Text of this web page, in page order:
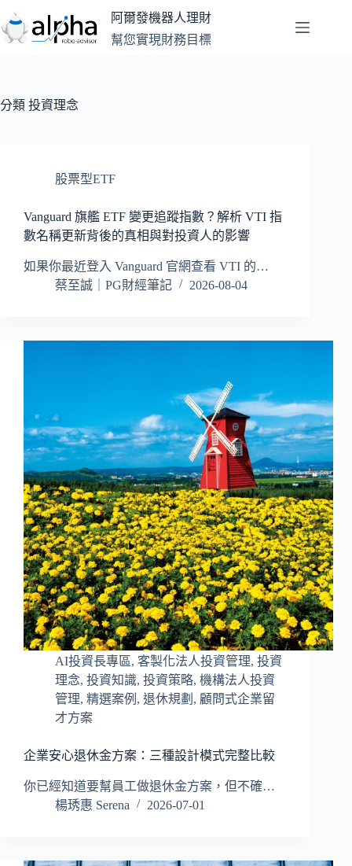
至
主
容
阿爾發機器人理財
幫您實現財務目標
分類 投資理念
股票型ETF
Vanguard 旗艦 ETF 變更追蹤指數？解析 VTI 指
數名稱更新背後的真相與對投資人的影響
如果你最近登入 Vanguard 官網查看 VTI 的…
蔡至誠｜PG財經筆記
2026-08-04
AI投資長專區, 客製化法人投資管理, 投資
理念, 投資知識, 投資策略, 機構法人投資
管理, 精選案例 , 退休規劃 , 顧問式企業留
才方案
企業安心退休金方案：三種設計模式完整比較
你已經知道要幫員工做退休金方案，但不確…
楊琇惠 Serena
2026-07-01